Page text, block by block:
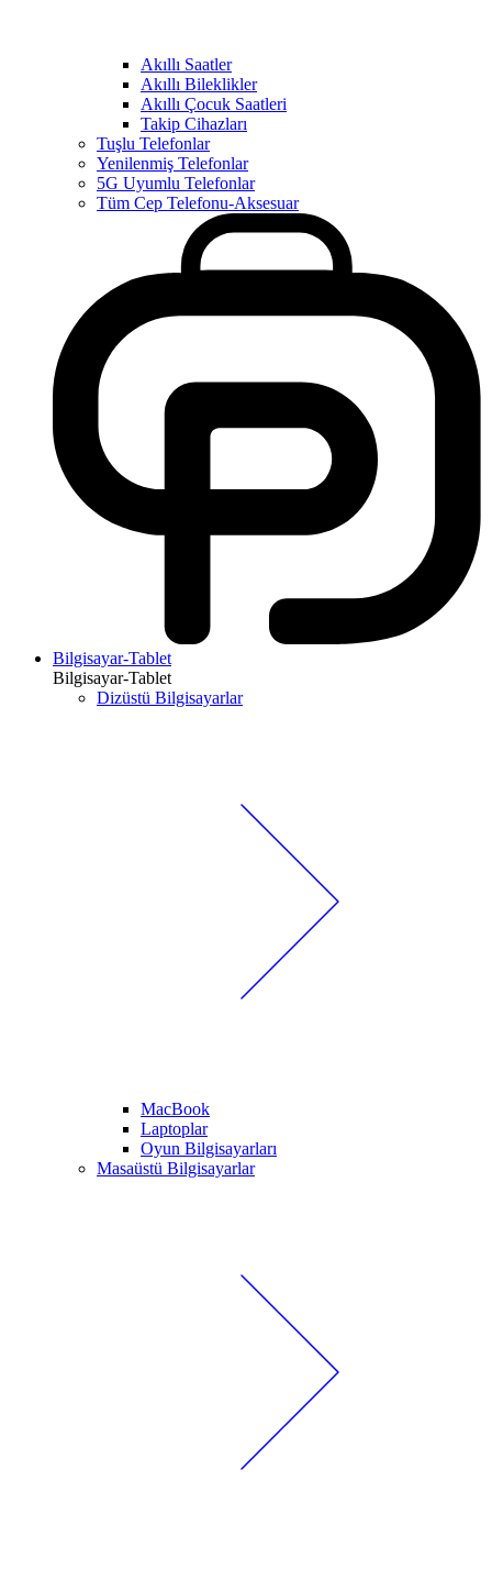
Akıllı Saatler
Akıllı Bileklikler
Akıllı Çocuk Saatleri
Takip Cihazları
Tuşlu Telefonlar
Yenilenmiş Telefonlar
5G Uyumlu Telefonlar
Tüm Cep Telefonu-Aksesuar
Bilgisayar-Tablet
Bilgisayar-Tablet
Dizüstü Bilgisayarlar
MacBook
Laptoplar
Oyun Bilgisayarları
Masaüstü Bilgisayarlar